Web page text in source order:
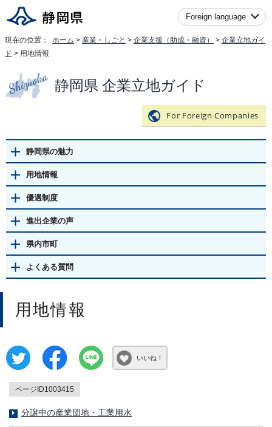
Foreign language
現在の位置： ホーム > 産業・しごと > 企業支援（助成・融資） > 企業立地ガイ
ド > 用地情報
静岡県 企業立地ガイド
For Foreign Companies
静岡県の魅力
用地情報
優遇制度
進出企業の声
県内市町
よくある質問
用地情報
いいね！
ページID1003415
分譲中の産業団地・工業用水